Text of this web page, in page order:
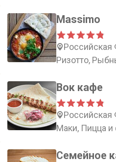
Massimo
Российская
Ризотто,
Вок кафе
Российская
Маки, Пицца и
Семейное